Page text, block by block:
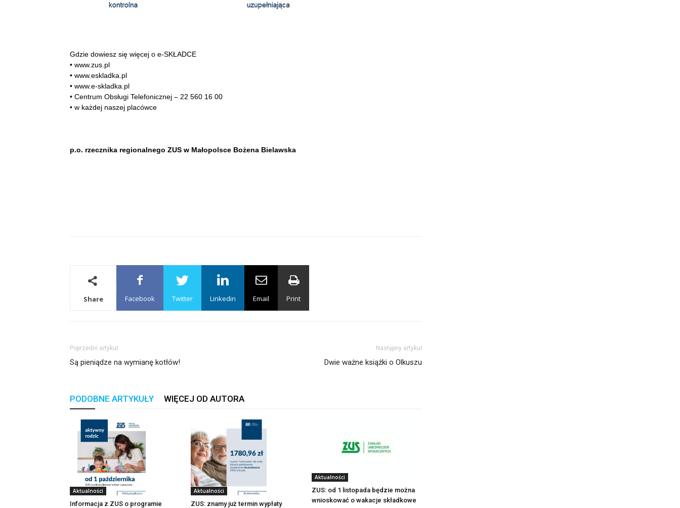
Gdzie dowiesz się więcej o e-SKŁADCE
• www.zus.pl
• www.eskladka.pl
• www.e-skladka.pl
• Centrum Obsługi Telefonicznej – 22 560 16 00
• w każdej naszej placówce
p.o. rzecznika regionalnego ZUS w Małopolsce Bożena Bielawska
Share Facebook Twitter Linkedin Email Print
Poprzedni artykuł
Są pieniądze na wymianę kotłów!
Następny artykuł
Dwie ważne książki o Olkuszu
PODOBNE ARTYKUŁY WIĘCEJ OD AUTORA
Aktualności
Informacja z ZUS o programie
Aktualności
ZUS: znamy już termin wypłaty
Aktualności
ZUS: od 1 listopada będzie można
wnioskować o wakacje składkowe